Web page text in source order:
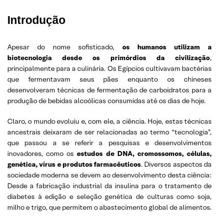
Introdução
Apesar do nome sofisticado, os humanos utilizam a
biotecnologia desde os primórdios da civilização,
principalmente para a culinária. Os Egípcios cultivavam bactérias
que fermentavam seus pães enquanto os chineses
desenvolveram técnicas de fermentação de carboidratos para a
produção de bebidas alcoólicas consumidas até os dias de hoje.
Claro, o mundo evoluiu e, com ele, a ciência. Hoje, estas técnicas
ancestrais deixaram de ser relacionadas ao termo “tecnologia”,
que passou a se referir a pesquisas e desenvolvimentos
inovadores, como osestudos de DNA, cromossomos, células,
genética, vírus e produtos farmacêuticos. Diversos aspectos da
sociedade moderna se devem ao desenvolvimento desta ciência:
Desde a fabricação industrial da insulina para o tratamento de
diabetes à edição e seleção genética de culturas como soja,
milho e trigo, que permitem o abastecimento global de alimentos.